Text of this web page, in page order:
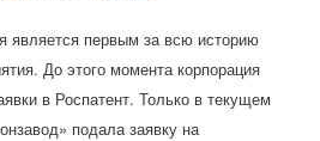
является первым за всю историю
До этого момента корпорация
в Роспатент. Только в текущем
подала заявку на